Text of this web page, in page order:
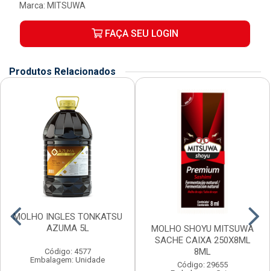
Marca: MITSUWA
FAÇA SEU LOGIN
Produtos Relacionados
MOLHO INGLES TONKATSU
AZUMA 5L
Código: 4577
Embalagem: Unidade
MOLHO SHOYU MITSUWA
SACHE CAIXA 250X8ML
8ML
Código: 29655